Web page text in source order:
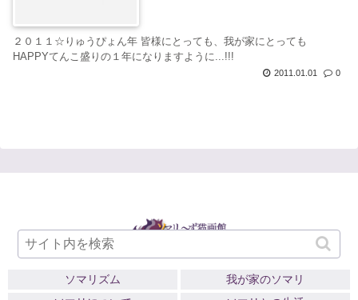
２０１１☆りゅうぴょん年 皆様にとっても、我が家にとっても
HAPPYてんこ盛りの１年になりますように...!!!
2011.01.01 0
ソマリズム
我が家のソマリ